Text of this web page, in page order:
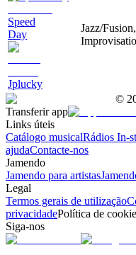
Speed
Day
Jplucky
Jazz/
©
Transferir app
Links úteis
Catálogo musicalRádios In-
ajudaContacte-nos
Jamendo
Jamendo para artistas
Legal
Termos gerais de utilização
privacidadePolítica de
Siga-nos